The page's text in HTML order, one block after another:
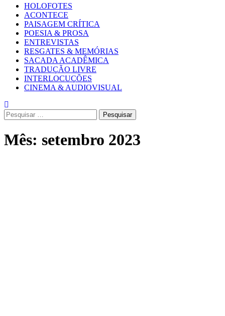
Primary
Menu
HOLOFOTES
ACONTECE
PAISAGEM CRÍTICA
POESIA & PROSA
ENTREVISTAS
RESGATES & MEMÓRIAS
SACADA ACADÊMICA
TRADUÇÃO LIVRE
INTERLOCUÇÕES
CINEMA & AUDIOVISUAL
Pesquisar
por:
Mês: setembro 2023